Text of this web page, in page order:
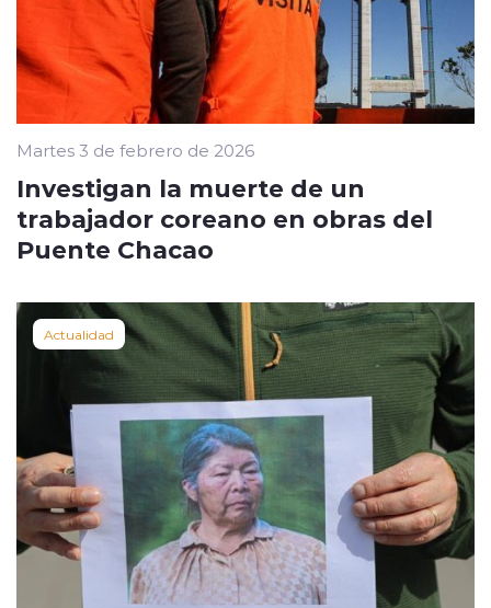
Martes 3 de febrero de 2026
Investigan la muerte de un
trabajador coreano en obras del
Puente Chacao
Actualidad